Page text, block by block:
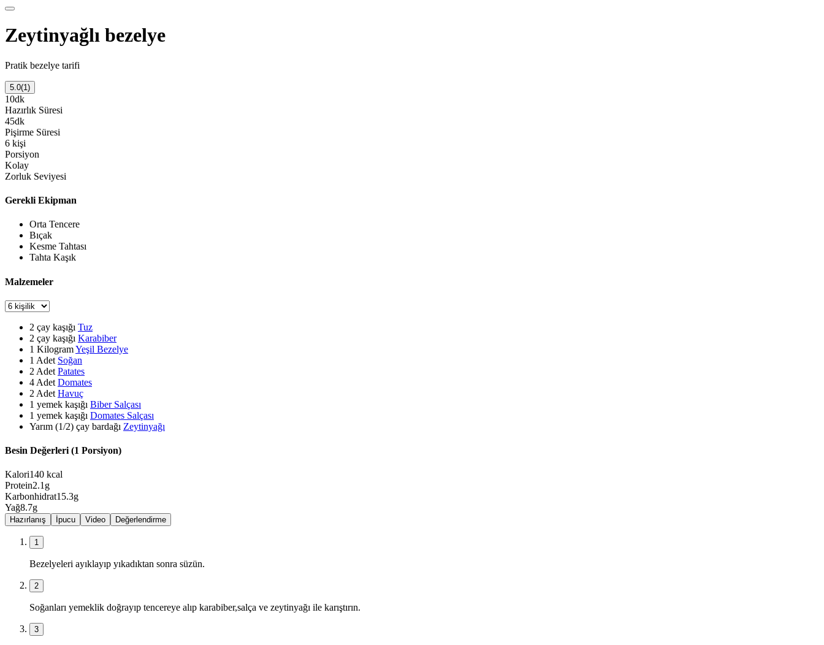
Zeytinyağlı bezelye
Pratik bezelye tarifi
5.0(1 )
10dk
Hazırlık Süresi
45dk
Pişirme Süresi
6 kişi
Porsiyon
Kolay
Zorluk Seviyesi
Gerekli Ekipman
Orta Tencere
Bıçak
Kesme Tahtası
Tahta Kaşık
Malzemeler
2 çay kaşığı Tuz
2 çay kaşığı Karabiber
1 KilogramYeşil Bezelye
1 Adet Soğan
2 Adet Patates
4 Adet Domates
2 Adet Havuç
1 yemek kaşığı Biber Salçası
1 yemek kaşığı Domates Salçası
Yarım (1/2) çay bardağı Zeytinyağı
Besin Değerleri (1 Porsiyon)
Kalori140 kcal
Protein2.1 g
Karbonhidrat15.3g
Yağ8.7g
Hazırlanış İpucu Video Değerlendirme
1
Bezelyeleri ayıklayıp yıkadıktan sonra süzün.
2
Soğanları yemeklik doğrayıp tencereye alıp karabiber,salça ve zeytinyağı ile karıştırın.
3